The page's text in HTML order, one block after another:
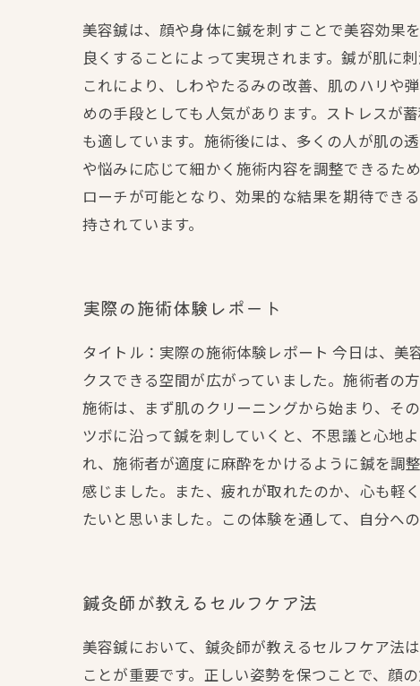
美容鍼は、顔や身体に鍼を刺すことで美容効果
良くすることによって実現されます。鍼が肌に
これにより、しわやたるみの改善、肌のハリや
めの手段としても人気があります。ストレスが
も適しています。施術後には、多くの人が肌の
や悩みに応じて細かく施術内容を調整できるた
ローチが可能となり、効果的な結果を期待でき
持されています。
実際の施術体験レポート
タイトル：実際の施術体験レポート 今日は、
クスできる空間が広がっていました。施術者の
施術は、まず肌のクリーニングから始まり、そ
ツボに沿って鍼を刺していくと、不思議と心地
れ、施術者が適度に麻酔をかけるように鍼を調
感じました。また、疲れが取れたのか、心も軽
たいと思いました。この体験を通して、自分へ
鍼灸師が教えるセルフケア法
美容鍼において、鍼灸師が教えるセルフケア法
ことが重要です。正しい姿勢を保つことで、顔